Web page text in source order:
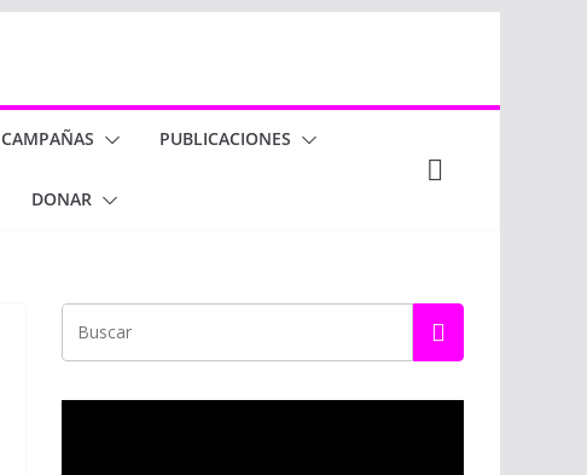
CAMPAÑAS PUBLICACIONES
DONAR